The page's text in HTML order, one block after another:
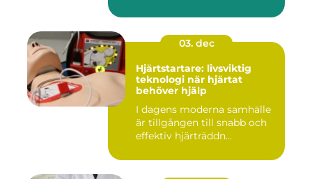
03. dec
Hjärtstartare: livsviktig
teknologi när hjärtat
behöver hjälp
I dagens moderna samhälle
är tillgången till snabb och
effektiv hjärträddn...